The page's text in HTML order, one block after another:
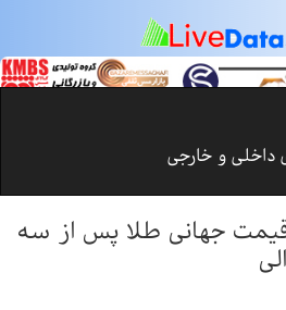
داخلی و خارجی
جهانی طلا پس از سه